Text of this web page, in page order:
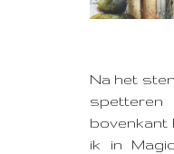
Na het
bovenkant
ik in